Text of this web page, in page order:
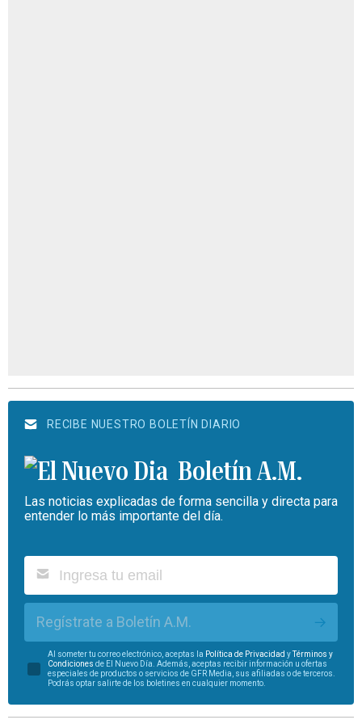
RECIBE NUESTRO BOLETÍN DIARIO
Boletín A.M.
Las noticias explicadas de forma sencilla y directa para
entender lo más importante del día.
Regístrate a Boletín A.M.
Al someter tu correo electrónico, aceptas la Política de Privacidad yTérminos y
Condiciones de El Nuevo Día. Además, aceptas recibir información u ofertas
especiales de productos o servicios de GFR Media, sus afiliadas o de terceros.
Podrás optar salirte de los boletines en cualquier momento.